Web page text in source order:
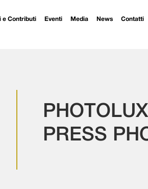
e Contributi Eventi Media News Contatti
PRESS